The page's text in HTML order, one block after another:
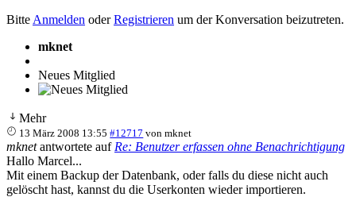
Bitte Anmelden oderRegistrieren um der Konversation beizutreten.
mknet
Neues Mitglied
Mehr
13 März 2008 13:55 #12717 vonmknet
mknetantwortete auf Re: Benutzer erfassen ohne Benachrichtigung
Hallo Marcel...
Mit einem Backup der Datenbank, oder falls du diese nicht auch
gelöscht hast, kannst du die Userkonten wieder importieren.